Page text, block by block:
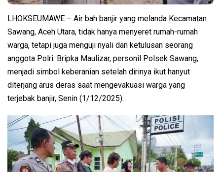
LHOKSEUMAWE – Air bah banjir yang melanda Kecamatan
Sawang, Aceh Utara, tidak hanya menyeret rumah-rumah
warga, tetapi juga menguji nyali dan ketulusan seorang
anggota Polri. Bripka Maulizar, personil Polsek Sawang,
menjadi simbol keberanian setelah dirinya ikut hanyut
diterjang arus deras saat mengevakuasi warga yang
terjebak banjir, Senin (1/12/2025).